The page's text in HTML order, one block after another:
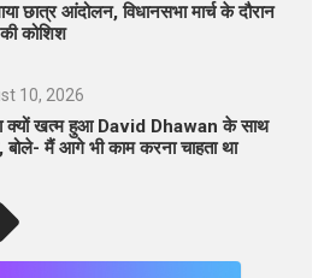
छात्र आंदोलन, विधानसभा मार्च के दौरान
कोशिश
10, 2026
क्यों खत्म हुआ David Dhawan के साथ
मैं आगे भी काम करना चाहता था